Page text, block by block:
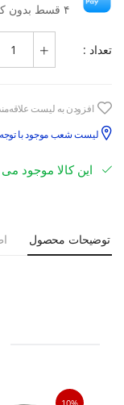
۴ قسط بدون کارمزد، ماهانه ۱٬۱۹۲٬۵۰۰ تومان
تعداد :
افزودن به لیست
لیست شعب موجود با توجه
این کالا موجود
توضیحات محصول